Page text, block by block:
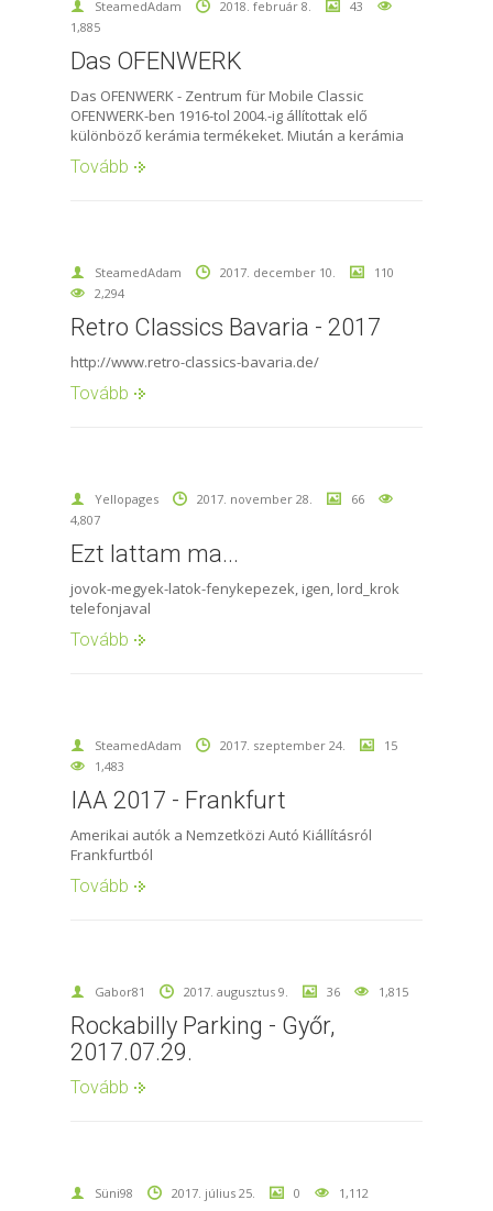
SteamedAdam 2018. február 8.
43
1,885
Das OFENWERK
Das OFENWERK - Zentrum für Mobile Classic
OFENWERK-ben 1916-tol 2004.-ig állítottak elő
különböző kerámia termékeket. Miután a kerámia
Tovább
SteamedAdam 2017. december 10.
110
2,294
Retro Classics Bavaria - 2017
http://www.retro-classics-bavaria.de/
Tovább
Yellopages 2017. november 28.
66
4,807
Ezt lattam ma...
jovok-megyek-latok-fenykepezek, igen, lord_krok
telefonjaval
Tovább
SteamedAdam 2017. szeptember 24.
15
1,483
IAA 2017 - Frankfurt
Amerikai autók a Nemzetközi Autó Kiállításról
Frankfurtból
Tovább
Gabor81 2017. augusztus 9. 36 1,815
Rockabilly Parking - Győr,
2017.07.29.
Tovább
Süni98 2017. július 25. 0 1,112